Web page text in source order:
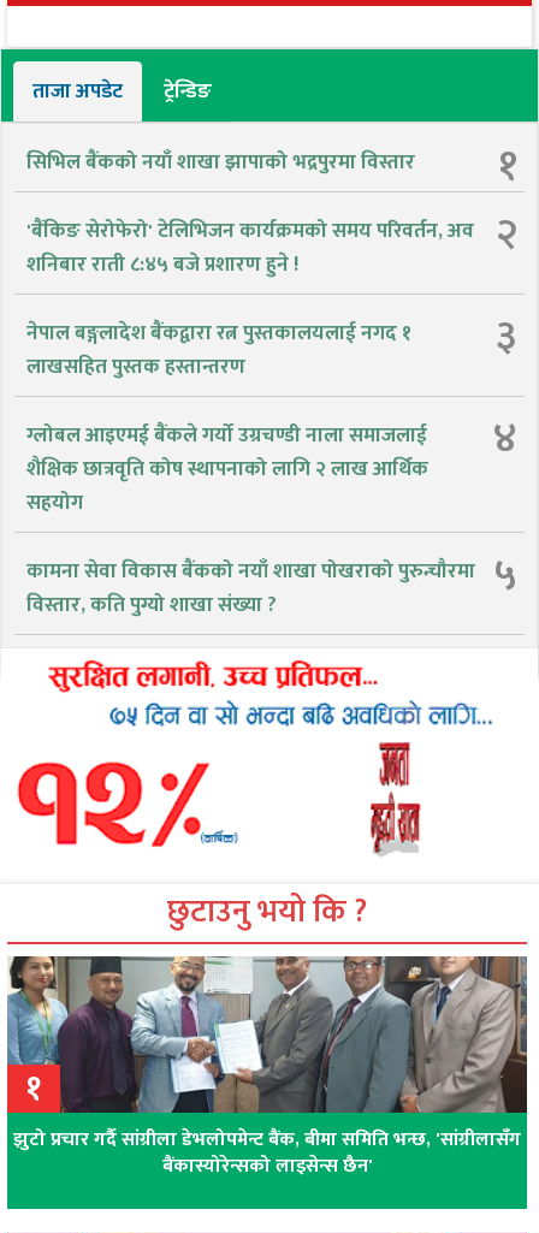
ताजा अपडेट ट्रेन्डिङ
सिभिल बैंकको नयाँ शाखा झापाको भद्रपुरमा विस्तार १
'बैंकिङ सेरोफेरो' टेलिभिजन कार्यक्रमको समय परिवर्तन, अव
शनिबार राती ८:४५ बजे प्रशारण हुने !
२
नेपाल बङ्गलादेश बैंकद्वारा रत्न पुस्तकालयलाई नगद १
लाखसहित पुस्तक हस्तान्तरण
३
ग्लोबल आइएमई बैंकले गर्यो उग्रचण्डी नाला समाजलाई
शैक्षिक छात्रवृति कोष स्थापनाको लागि २ लाख आर्थिक
सहयोग
४
कामना सेवा विकास बैंकको नयाँ शाखा पोखराको पुरुन्चौरमा
विस्तार, कति पुग्यो शाखा संख्या ?
५
छुटाउनु भयो कि ?
१
झुटो प्रचार गर्दै सांग्रीला डेभलोपमेन्ट बैंक, बीमा समिति भन्छ, 'सांग्रीलासँग
बैंकास्योरेन्सको लाइसेन्स छैन'